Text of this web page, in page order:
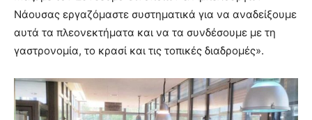
Νάουσας εργαζόμαστε συστηματικά για να αναδείξουμε
αυτά τα πλεονεκτήματα και να τα συνδέσουμε με τη
γαστρονομία, το κρασί και τις τοπικές διαδρομές».